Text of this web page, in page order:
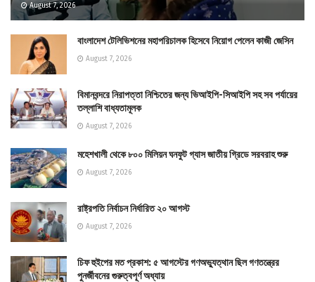
August 7, 2026
বাংলাদেশ টেলিভিশনের মহাপরিচালক হিসেবে নিয়োগ পেলেন কাজী জেসিন
August 7, 2026
বিমানবন্দরে নিরাপত্তা নিশ্চিতের জন্য ভিআইপি-সিআইপি সহ সব পর্যায়ের
তল্লাশি বাধ্যতামূলক
August 7, 2026
মহেশখালী থেকে ৮০০ মিলিয়ন ঘনফুট গ্যাস জাতীয় গ্রিডে সরবরাহ শুরু
August 7, 2026
রাষ্ট্রপতি নির্বাচন নির্ধারিত ২০ আগস্ট
August 7, 2026
চিফ হুইপের মত প্রকাশ: ৫ আগস্টের গণঅভ্যুত্থান ছিল গণতন্ত্রের
পুনর্জীবনের গুরুত্বপূর্ণ অধ্যায়